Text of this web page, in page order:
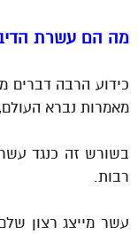
מה הם עשרת
כידוע הרבה
מאמרות נברא העולם,
בשורש זה כנגד
רבות.
עשר מייצג רצון